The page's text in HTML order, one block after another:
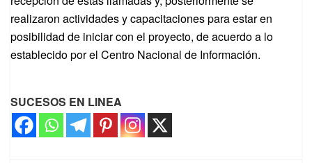
realizaron actividades y capacitaciones para estar en
posibilidad de iniciar con el proyecto, de acuerdo a lo
establecido por el Centro Nacional de Información.
SUCESOS EN LINEA